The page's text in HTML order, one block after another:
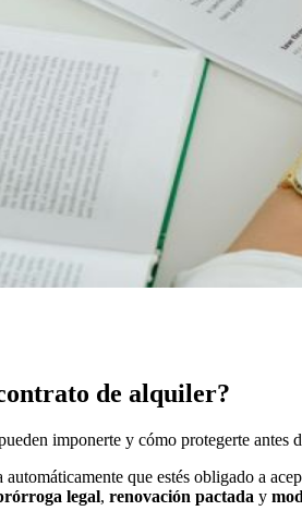
de alquiler?
imponerte y cómo protegerte antes
automáticamente que estés obligado a
legal, renovación pactada y